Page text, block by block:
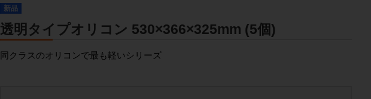
新品
透明タイプオリコン 530×366×325mm (5個)
同クラスのオリコンで最も軽いシリーズ